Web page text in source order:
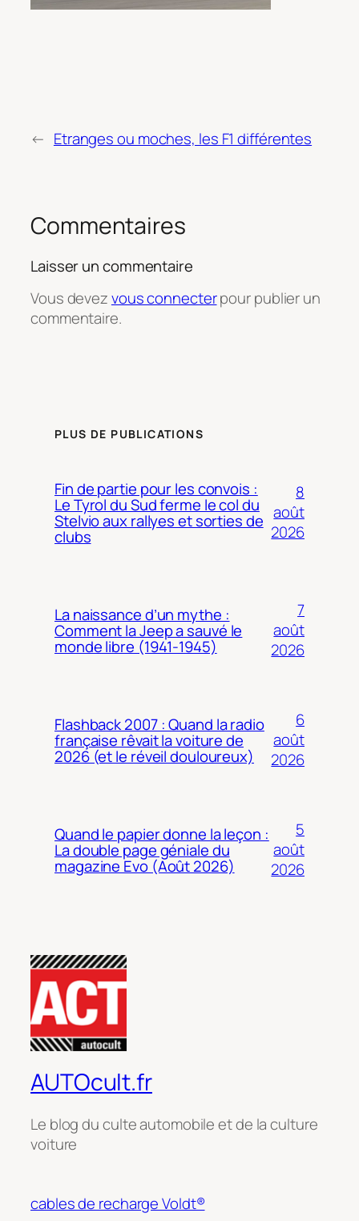
← Etranges ou moches, les F1 différentes
Commentaires
Laisser un commentaire
Vous devezvous connecterpour publier un
commentaire.
PLUS DE PUBLICATIONS
Fin de partie pour les convois :
Le Tyrol du Sud ferme le col du
Stelvio aux rallyes et sorties de
clubs
8
août
2026
La naissance d’un mythe :
Comment la Jeep a sauvé le
monde libre (1941-1945)
7
août
2026
Flashback 2007 : Quand la radio
française rêvait la voiture de
2026 (et le réveil douloureux)
6
août
2026
Quand le papier donne la leçon :
La double page géniale du
magazine Evo (Août 2026)
5
août
2026
AUTOcult.fr
Le blog du culte automobile et de la culture
voiture
cables de recharge Voldt®